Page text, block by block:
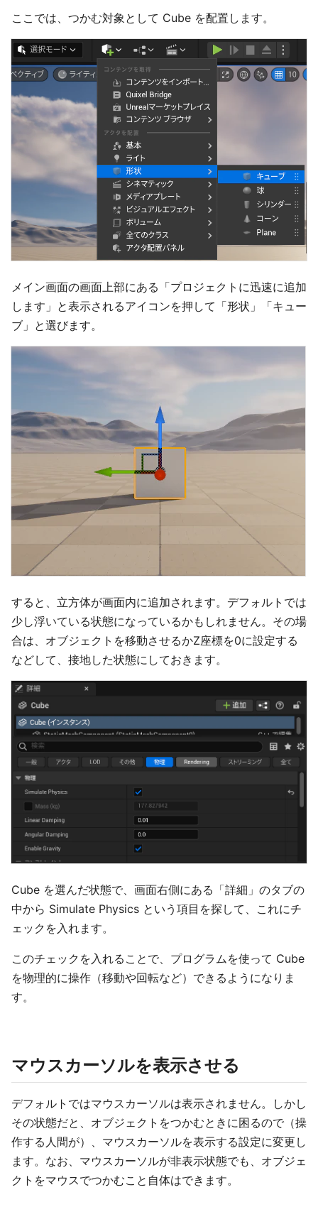
ここでは、つかむ対象として Cube を配置します。
メイン画面の画面上部にある「プロジェクトに迅速に追加
します」と表示されるアイコンを押して「形状」「キュー
ブ」と選びます。
すると、立方体が画面内に追加されます。デフォルトでは
少し浮いている状態になっているかもしれません。その場
合は、オブジェクトを移動させるかZ座標を0に設定する
などして、接地した状態にしておきます。
Cube を選んだ状態で、画面右側にある「詳細」のタブの
中から Simulate Physics という項目を探して、これにチ
ェックを入れます。
このチェックを入れることで、プログラムを使って Cube
を物理的に操作（移動や回転など）できるようになりま
す。
マウスカーソルを表示させる
デフォルトではマウスカーソルは表示されません。しかし
その状態だと、オブジェクトをつかむときに困るので（操
作する人間が）、マウスカーソルを表示する設定に変更し
ます。なお、マウスカーソルが非表示状態でも、オブジェ
クトをマウスでつかむこと自体はできます。